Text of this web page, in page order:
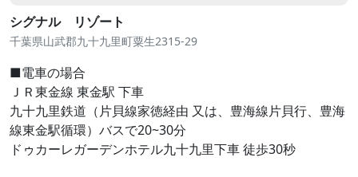
シグナル リゾート
千葉県山武郡九十九里町粟生2315-29
■電車の場合
ＪＲ東金線 東金駅 下車
九十九里鉄道（片貝線家徳経由 又は、豊海線片貝行、豊海
線東金駅循環）バスで20~30分
ドゥカーレガーデンホテル九十九里下車 徒歩30秒